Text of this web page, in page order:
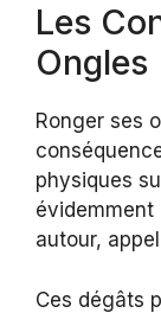
Les
Ongles
Ronger ses
physiques
évidemment
autour,
Ces dégâts